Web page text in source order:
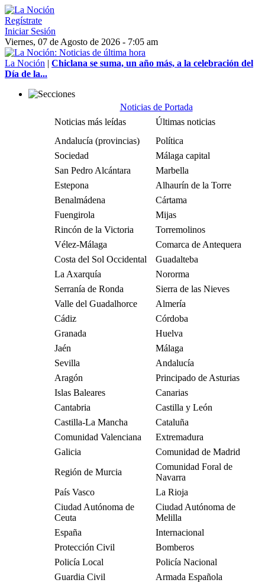
Regístrate
Iniciar Sesión
Viernes, 07 de Agosto de 2026 - 7:05 am
La Noción | Chiclana se suma, un año más, a la celebración del
Día de la...
Noticias de Portada
Noticias más leídas
Últimas noticias
Andalucía (provincias)
Política
Sociedad
Málaga capital
San Pedro Alcántara
Marbella
Estepona
Alhaurín de la Torre
Benalmádena
Cártama
Fuengirola
Mijas
Rincón de la Victoria
Torremolinos
Vélez-Málaga
Comarca de Antequera
Costa del Sol Occidental
Guadalteba
La Axarquía
Nororma
Serranía de Ronda
Sierra de las Nieves
Valle del Guadalhorce
Almería
Cádiz
Córdoba
Granada
Huelva
Jaén
Málaga
Sevilla
Andalucía
Aragón
Principado de Asturias
Islas Baleares
Canarias
Cantabria
Castilla y León
Castilla-La Mancha
Cataluña
Comunidad Valenciana
Extremadura
Galicia
Comunidad de Madrid
Región de Murcia
Comunidad Foral de
Navarra
País Vasco
La Rioja
Ciudad Autónoma de
Ceuta
Ciudad Autónoma de
Melilla
España
Internacional
Protección Civil
Bomberos
Policía Local
Policía Nacional
Guardia Civil
Armada Española